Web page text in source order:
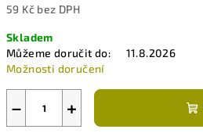
59 Kč bez DPH
cena:
Skladem
Můžeme doručit do:
11.8.2026
Možnosti doručení
+
−